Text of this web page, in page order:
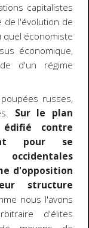
capitalistes
de l'évolution de
quel économiste
économique,
d'un régime
russes,
Sur le plan
contre
pour se
d'opposition
structure
nous l'avons
d'élites